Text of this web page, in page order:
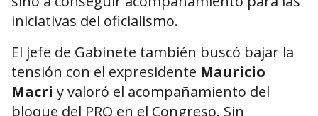
iniciativas del oficialismo.
El jefe de Gabinete también buscó bajar la
tensión con el expresidente Mauricio
Macri y valoró el acompañamiento del
bloque del PRO en el Congreso. Sin